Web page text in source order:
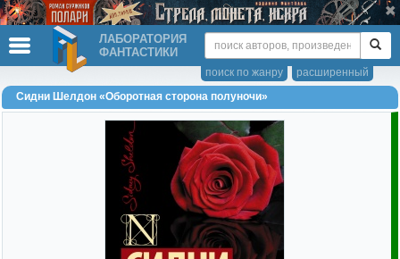
ЛАБОРАТОРИЯ
ФАНТАСТИКИ
расширенный
поиск по жанру
Сидни Шелдон «Оборотная сторона полуночи»